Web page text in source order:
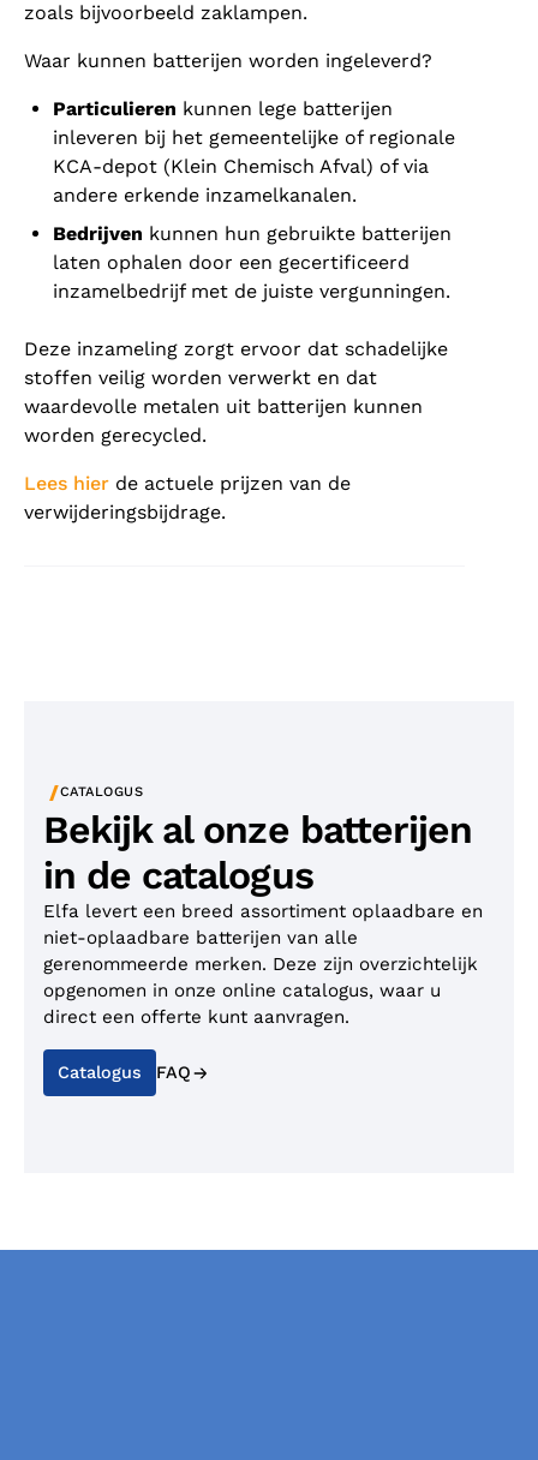
zoals bijvoorbeeld zaklampen.
Waar kunnen batterijen worden ingeleverd?
Particulieren kunnen lege batterijen
inleveren bij het gemeentelijke of regionale
KCA-depot (Klein Chemisch Afval) of via
andere erkende inzamelkanalen.
Bedrijven kunnen hun gebruikte batterijen
laten ophalen door een gecertificeerd
inzamelbedrijf met de juiste vergunningen.
Deze inzameling zorgt ervoor dat schadelijke
stoffen veilig worden verwerkt en dat
waardevolle metalen uit batterijen kunnen
worden gerecycled.
Lees hier de actuele prijzen van de
verwijderingsbijdrage.
/CATALOGUS
Bekijk al onze batterijen
in de catalogus
Elfa levert een breed assortiment oplaadbare en
niet-oplaadbare batterijen van alle
gerenommeerde merken. Deze zijn overzichtelijk
opgenomen in onze online catalogus, waar u
direct een offerte kunt aanvragen.
Catalogus FAQ